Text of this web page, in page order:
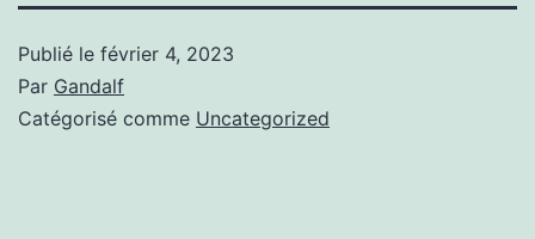
Publié le février 4, 2023
Par Gandalf
Catégorisé comme Uncategorized